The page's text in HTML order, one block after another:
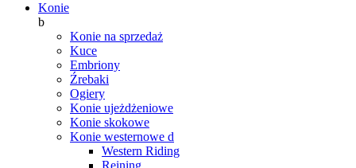
Konie
b
Konie na sprzedaż
Kuce
Embriony
Źrebaki
Ogiery
Konie ujeżdżeniowe
Konie skokowe
Konie westernowe d
Western Riding
Reining